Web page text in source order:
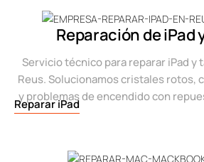
Reparación de iPad
Servicio técnico para reparar iPad y
Reus. Solucionamos cristales rotos,
y problemas de encendido con
Reparar iPad